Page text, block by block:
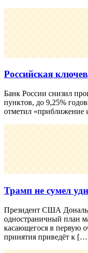
Российская
Банк России снизил
пунктов, до 9,25%
отметил
Трамп не сумел
Президент США
одностраничный план
касающегося в первую
принятия приведёт к